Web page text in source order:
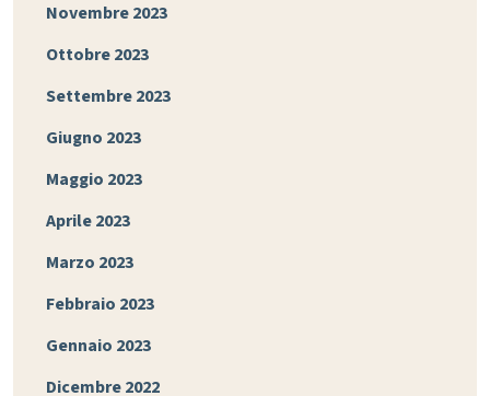
Novembre 2023
Ottobre 2023
Settembre 2023
Giugno 2023
Maggio 2023
Aprile 2023
Marzo 2023
Febbraio 2023
Gennaio 2023
Dicembre 2022